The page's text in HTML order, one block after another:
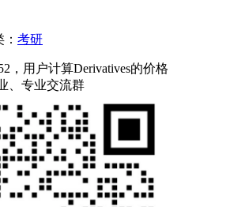
考研
，用户计算Derivatives的价格
、专业交流群